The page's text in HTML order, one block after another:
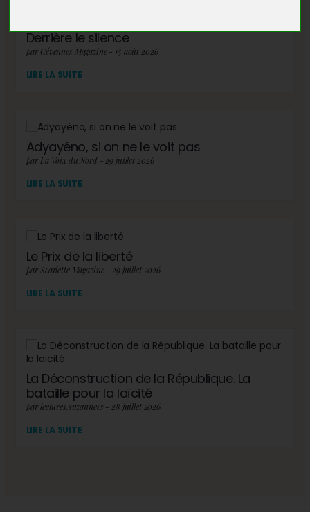
Derrière le silence
par Cévennes Magazine - 15 août 2026
LIRE LA SUITE
Adyayéno, si on ne le voit pas
par La Voix du Nord - 29 juillet 2026
LIRE LA SUITE
Le Prix de la liberté
par Scarlette Magazine - 29 juillet 2026
LIRE LA SUITE
La Déconstruction de la République. La
bataille pour la laïcité
par lectures.suzannees - 28 juillet 2026
LIRE LA SUITE